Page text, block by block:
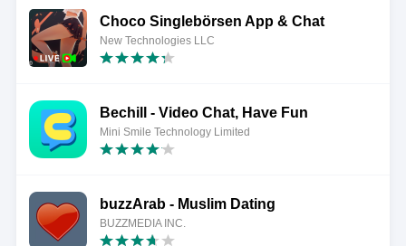
Choco Singlebörsen App & Chat
New Technologies LLC
Bechill - Video Chat, Have Fun
Mini Smile Technology Limited
buzzArab - Muslim Dating
BUZZMEDIA INC.